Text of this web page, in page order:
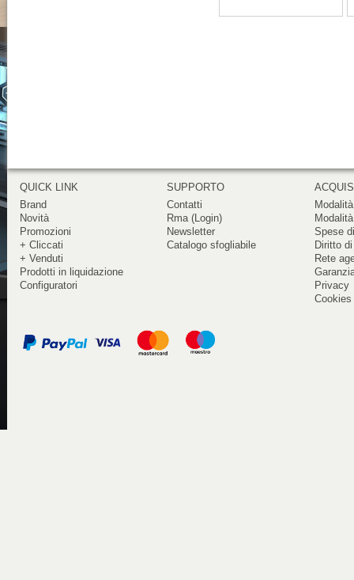
QUICK LINK
Brand
Novità
Promozioni
+ Cliccati
+ Venduti
Prodotti in liquidazione
Configuratori
SUPPORTO
Contatti
Rma (Login)
Newsletter
Catalogo sfogliabile
Spese
Diritto
Rete
Privacy